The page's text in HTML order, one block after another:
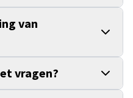
van
vragen?